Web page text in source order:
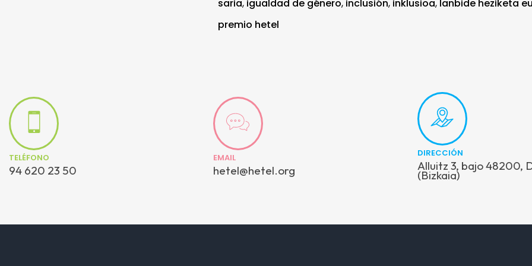
saria, igualdad de género, inclusión, inklusioa, lanbide heziketa
premio hetel
TELÉFONO
94 620 23 50
EMAIL
hetel@hetel.org
DIRECCIÓN
Alluitz 3, bajo 48200,
(Bizkaia)